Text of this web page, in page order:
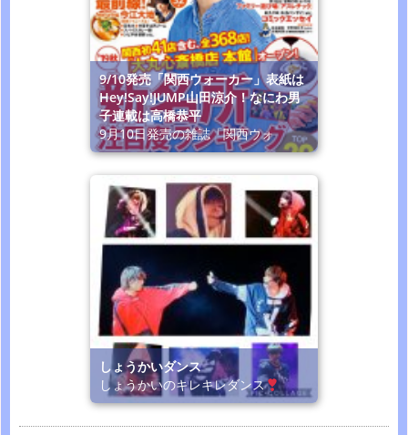
9/10発売「関西ウォーカー」表紙は
Hey!Say!JUMP山田涼介！なにわ男
子連載は高橋恭平
9月10日発売の雑誌「関西ウォ
しょうかいダンス
しょうかいのキレキレダンス